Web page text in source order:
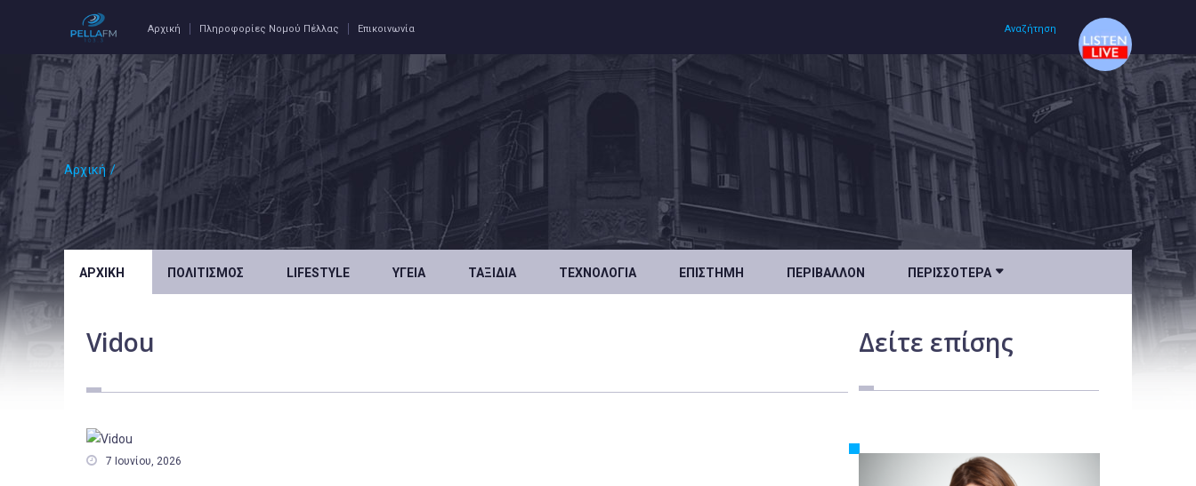
Αρχική Πληροφορίες Νομού Πέλλας Επικοινωνία Αναζήτηση
Αρχική /
ΑΡΧΙΚΉ ΠΟΛΙΤΙΣΜΌΣ LIFESTYLE ΥΓΕΊΑ ΤΑΞΊΔΙΑ ΤΕΧΝΟΛΟΓΊΑ ΕΠΙΣΤΉΜΗ ΠΕΡΙΒΆΛΛΟΝ ΠΕΡΙΣΣΌΤΕΡΑ 
Vidou
 7 Ιουνίου, 2026
Δείτε επίσης
Αρχική
Πολιτισμός
Υγεία
Ταξίδια
Επιστήμη
Περιβάλλον
Κόσμος